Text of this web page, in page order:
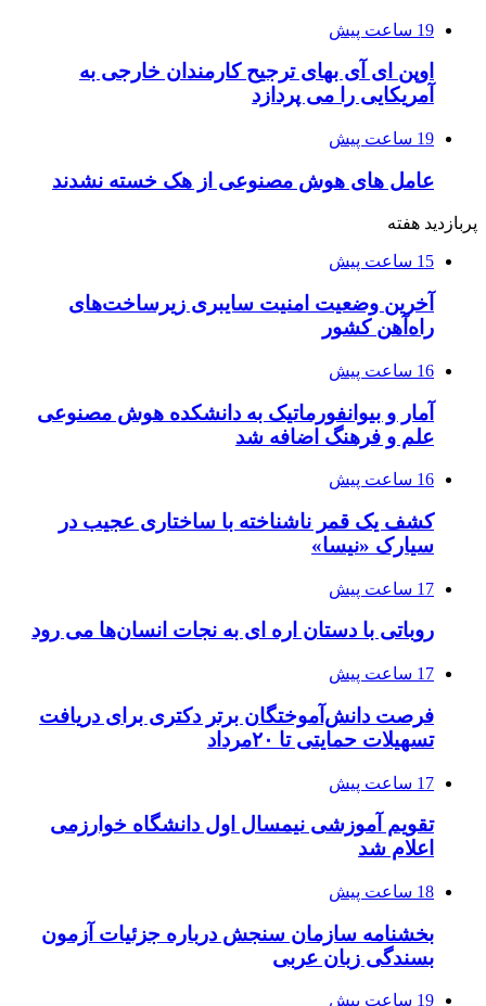
19 ساعت پیش
اوپن ای آی بهای ترجیح کارمندان خارجی به
آمریکایی را می پردازد
19 ساعت پیش
عامل های هوش مصنوعی از هک خسته نشدند
پربازدید هفته
15 ساعت پیش
آخرین وضعیت امنیت سایبری زیرساخت‌های
راه‌آهن کشور
16 ساعت پیش
آمار و بیوانفورماتیک به دانشکده هوش مصنوعی
علم و فرهنگ اضافه شد
16 ساعت پیش
کشف یک قمر ناشناخته با ساختاری عجیب در
سیارک «نیسا»
17 ساعت پیش
روباتی با دستان اره ای به نجات انسان‌ها می رود
17 ساعت پیش
فرصت دانش‌آموختگان برتر دکتری‌ برای دریافت
تسهیلات حمایتی تا ۲۰مرداد
17 ساعت پیش
تقویم آموزشی نیمسال اول دانشگاه خوارزمی
اعلام شد
18 ساعت پیش
بخشنامه سازمان سنجش درباره جزئیات آزمون
بسندگی زبان عربی
19 ساعت پیش